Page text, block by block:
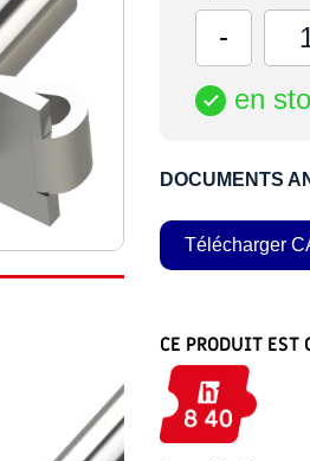
 en
DOCUMENTS
Télécharger
CE PRODUIT